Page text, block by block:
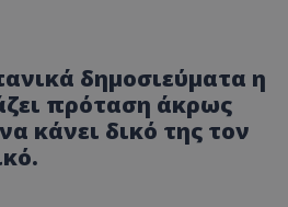
δημοσιεύματα η
πρόταση άκρως
κάνει δικό της τον